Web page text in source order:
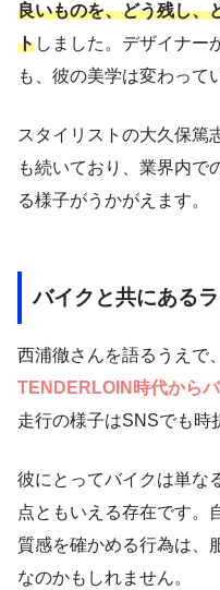
良いものを、どう残し、
トしました。デザイナ
も、彼の美学は変わって
スタイリストの大久保篤
も続いており、業界内で
る様子がうかがえます。
バイクと共にある
西浦徹さんを語るうえで
TENDERLOIN時代から
走行の様子はSNSでも時
彼にとってバイクは単な
点ともいえる存在です。
質感を確かめる行為は、
なのかもしれません。